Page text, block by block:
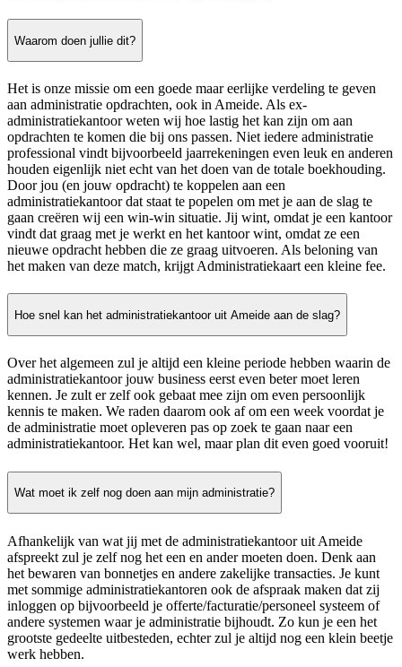
Waarom doen jullie dit?
Het is onze missie om een goede maar eerlijke verdeling te geven
aan administratie opdrachten, ook in Ameide. Als ex-
administratiekantoor weten wij hoe lastig het kan zijn om aan
opdrachten te komen die bij ons passen. Niet iedere administratie
professional vindt bijvoorbeeld jaarrekeningen even leuk en anderen
houden eigenlijk niet echt van het doen van de totale boekhouding.
Door jou (en jouw opdracht) te koppelen aan een
administratiekantoor dat staat te popelen om met je aan de slag te
gaan creëren wij een win-win situatie. Jij wint, omdat je een kantoor
vindt dat graag met je werkt en het kantoor wint, omdat ze een
nieuwe opdracht hebben die ze graag uitvoeren. Als beloning van
het maken van deze match, krijgt Administratiekaart een kleine fee.
Hoe snel kan het administratiekantoor uit Ameide aan de slag?
Over het algemeen zul je altijd een kleine periode hebben waarin de
administratiekantoor jouw business eerst even beter moet leren
kennen. Je zult er zelf ook gebaat mee zijn om even persoonlijk
kennis te maken. We raden daarom ook af om een week voordat je
de administratie moet opleveren pas op zoek te gaan naar een
administratiekantoor. Het kan wel, maar plan dit even goed vooruit!
Wat moet ik zelf nog doen aan mijn administratie?
Afhankelijk van wat jij met de administratiekantoor uit Ameide
afspreekt zul je zelf nog het een en ander moeten doen. Denk aan
het bewaren van bonnetjes en andere zakelijke transacties. Je kunt
met sommige administratiekantoren ook de afspraak maken dat zij
inloggen op bijvoorbeeld je offerte/facturatie/personeel systeem of
andere systemen waar je administratie bijhoudt. Zo kun je een het
grootste gedeelte uitbesteden, echter zul je altijd nog een klein beetje
werk hebben.